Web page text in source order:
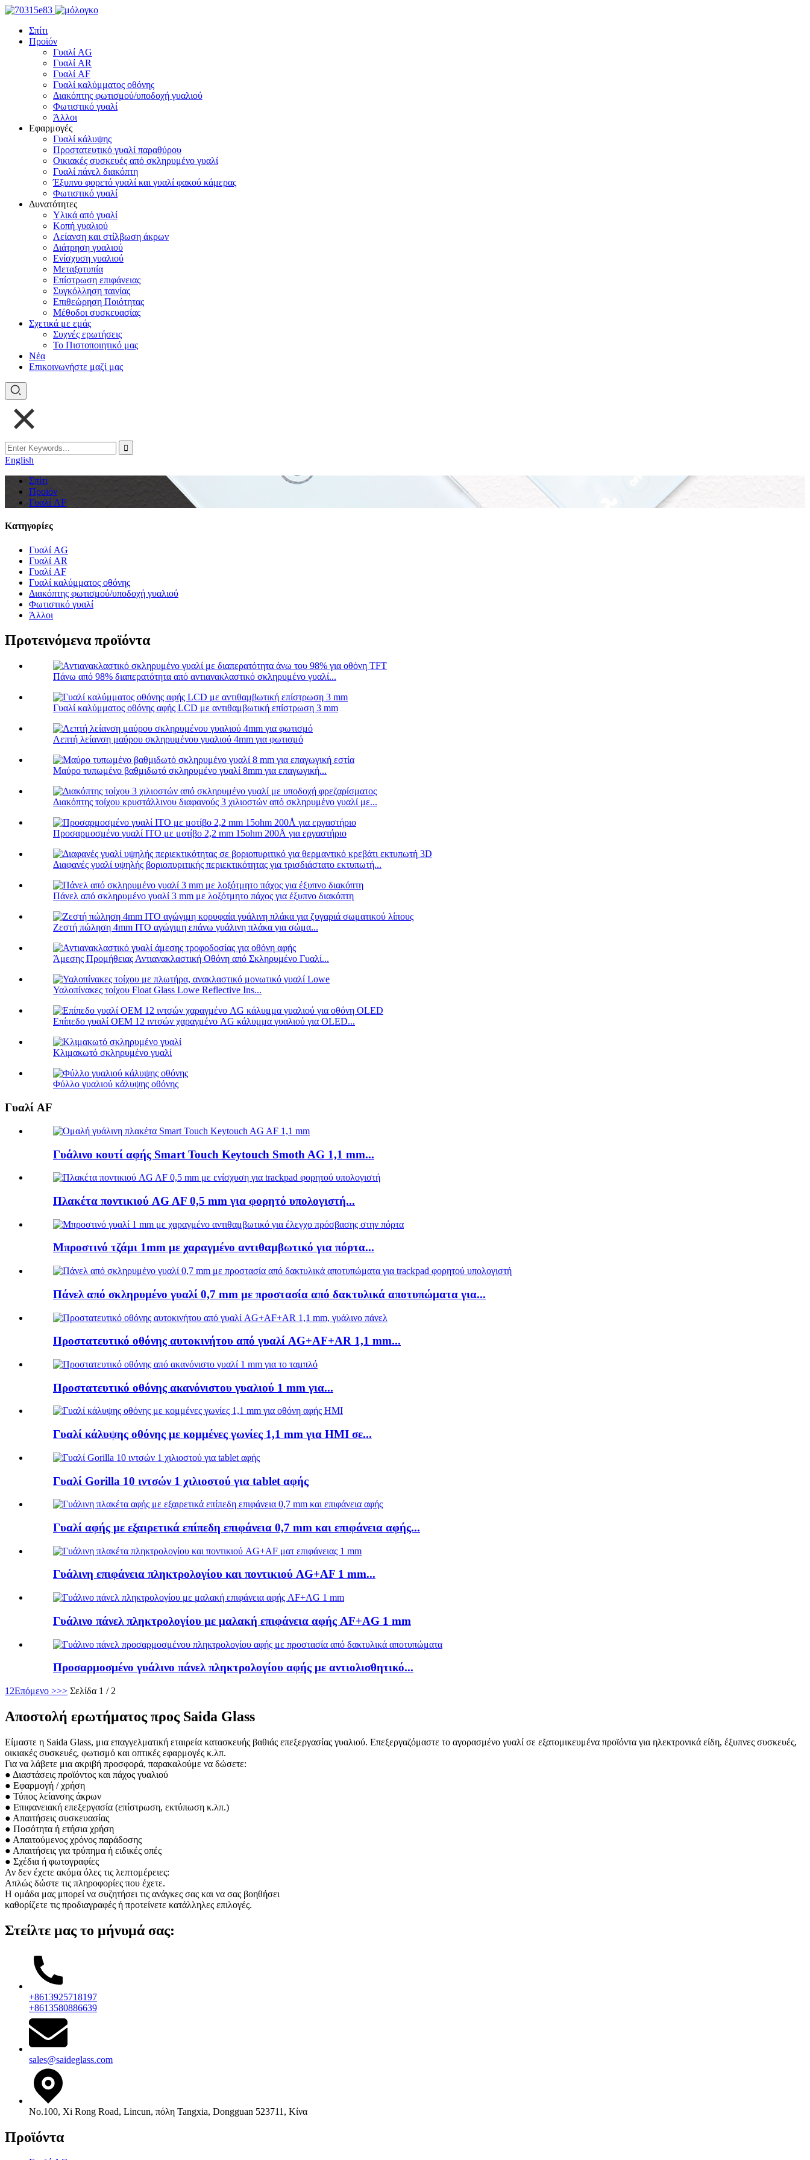
Σπίτι
Προϊόν
Γυαλί AG
Γυαλί AR
Γυαλί AF
Γυαλί καλύμματος οθόνης
Διακόπτης φωτισμού/υποδοχή γυαλιού
Φωτιστικό γυαλί
Άλλοι
Εφαρμογές
Γυαλί κάλυψης
Προστατευτικό γυαλί παραθύρου
Οικιακές συσκευές από σκληρυμένο γυαλί
Γυαλί πάνελ διακόπτη
Έξυπνο φορετό γυαλί και γυαλί φακού κάμερας
Φωτιστικό γυαλί
Δυνατότητες
Υλικά από γυαλί
Κοπή γυαλιού
Λείανση και στίλβωση άκρων
Διάτρηση γυαλιού
Ενίσχυση γυαλιού
Μεταξοτυπία
Επίστρωση επιφάνειας
Συγκόλληση ταινίας
Επιθεώρηση Ποιότητας
Μέθοδοι συσκευασίας
Σχετικά με εμάς
Συχνές ερωτήσεις
Το Πιστοποιητικό μας
Νέα
Επικοινωνήστε μαζί μας
English
Σπίτι
Προϊόν
Γυαλί AF
Κατηγορίες
Γυαλί AG
Γυαλί AR
Γυαλί AF
Γυαλί καλύμματος οθόνης
Διακόπτης φωτισμού/υποδοχή γυαλιού
Φωτιστικό γυαλί
Άλλοι
Προτεινόμενα προϊόντα
Πάνω από 98% διαπερατότητα από αντιανακλαστικό σκληρυμένο γυαλί...
Γυαλί καλύμματος οθόνης αφής LCD με αντιθαμβωτική επίστρωση 3 mm
Λεπτή λείανση μαύρου σκληρυμένου γυαλιού 4mm για φωτισμό
Μαύρο τυπωμένο βαθμιδωτό σκληρυμένο γυαλί 8mm για επαγωγική...
Διακόπτης τοίχου κρυστάλλινου διαφανούς 3 χιλιοστών από σκληρυμένο γυαλί με...
Προσαρμοσμένο γυαλί ITO με μοτίβο 2,2 mm 15ohm 200Å για εργαστήριο
Διαφανές γυαλί υψηλής βοριοπυριτικής περιεκτικότητας για τρισδιάστατο εκτυπωτή...
Πάνελ από σκληρυμένο γυαλί 3 mm με λοξότμητο πάχος για έξυπνο διακόπτη
Ζεστή πώληση 4mm ITO αγώγιμη επάνω γυάλινη πλάκα για σώμα...
Άμεσης Προμήθειας Αντιανακλαστική Οθόνη από Σκληρυμένο Γυαλί...
Υαλοπίνακες τοίχου Float Glass Lowe Reflective Ins...
Επίπεδο γυαλί OEM 12 ιντσών χαραγμένο AG κάλυμμα γυαλιού για OLED...
Κλιμακωτό σκληρυμένο γυαλί
Φύλλο γυαλιού κάλυψης οθόνης
Γυαλί AF
Γυάλινο κουτί αφής Smart Touch Keytouch Smoth AG 1,1 mm...
Πλακέτα ποντικιού AG AF 0,5 mm για φορητό υπολογιστή...
Μπροστινό τζάμι 1mm με χαραγμένο αντιθαμβωτικό για πόρτα...
Πάνελ από σκληρυμένο γυαλί 0,7 mm με προστασία από δακτυλικά αποτυπώματα για...
Προστατευτικό οθόνης αυτοκινήτου από γυαλί AG+AF+AR 1,1 mm...
Προστατευτικό οθόνης ακανόνιστου γυαλιού 1 mm για...
Γυαλί κάλυψης οθόνης με κομμένες γωνίες 1,1 mm για HMI σε...
Γυαλί Gorilla 10 ιντσών 1 χιλιοστού για tablet αφής
Γυαλί αφής με εξαιρετικά επίπεδη επιφάνεια 0,7 mm και επιφάνεια αφής...
Γυάλινη επιφάνεια πληκτρολογίου και ποντικιού AG+AF 1 mm...
Γυάλινο πάνελ πληκτρολογίου με μαλακή επιφάνεια αφής AF+AG 1 mm
Προσαρμοσμένο γυάλινο πάνελ πληκτρολογίου αφής με αντιολισθητικό...
1 2Επόμενο >>> Σελίδα 1 / 2
Αποστολή ερωτήματος προς Saida Glass
Είμαστε η Saida Glass, μια επαγγελματική εταιρεία κατασκευής βαθιάς επεξεργασίας γυαλιού. Επεξεργαζόμαστε το αγορασμένο γυαλί σε εξατομικευμένα προϊόντα για ηλεκτρονικά είδη, έξυπνες συσκευές,
οικιακές συσκευές, φωτισμό και οπτικές εφαρμογές κ.λπ.
Για να λάβετε μια ακριβή προσφορά, παρακαλούμε να δώσετε:
● Διαστάσεις προϊόντος και πάχος γυαλιού
● Εφαρμογή / χρήση
● Τύπος λείανσης άκρων
● Επιφανειακή επεξεργασία (επίστρωση, εκτύπωση κ.λπ.)
● Απαιτήσεις συσκευασίας
● Ποσότητα ή ετήσια χρήση
● Απαιτούμενος χρόνος παράδοσης
● Απαιτήσεις για τρύπημα ή ειδικές οπές
● Σχέδια ή φωτογραφίες
Αν δεν έχετε ακόμα όλες τις λεπτομέρειες:
Απλώς δώστε τις πληροφορίες που έχετε.
Η ομάδα μας μπορεί να συζητήσει τις ανάγκες σας και να σας βοηθήσει
καθορίζετε τις προδιαγραφές ή προτείνετε κατάλληλες επιλογές.
Στείλτε μας το μήνυμά σας:
+8613925718197
+8613580886639
sales@saideglass.com
No.100, Xi Rong Road, Lincun, πόλη Tangxia, Dongguan 523711, Κίνα
Προϊόντα